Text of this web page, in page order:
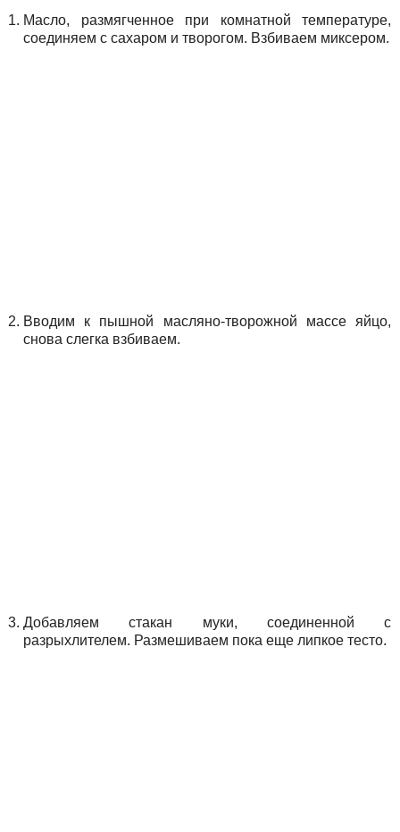
Масло, размягченное при комнатной температуре,
соединяем с сахаром и творогом. Взбиваем миксером.
Вводим к пышной масляно-творожной массе яйцо,
снова слегка взбиваем.
Добавляем стакан муки, соединенной с
разрыхлителем. Размешиваем пока еще липкое тесто.